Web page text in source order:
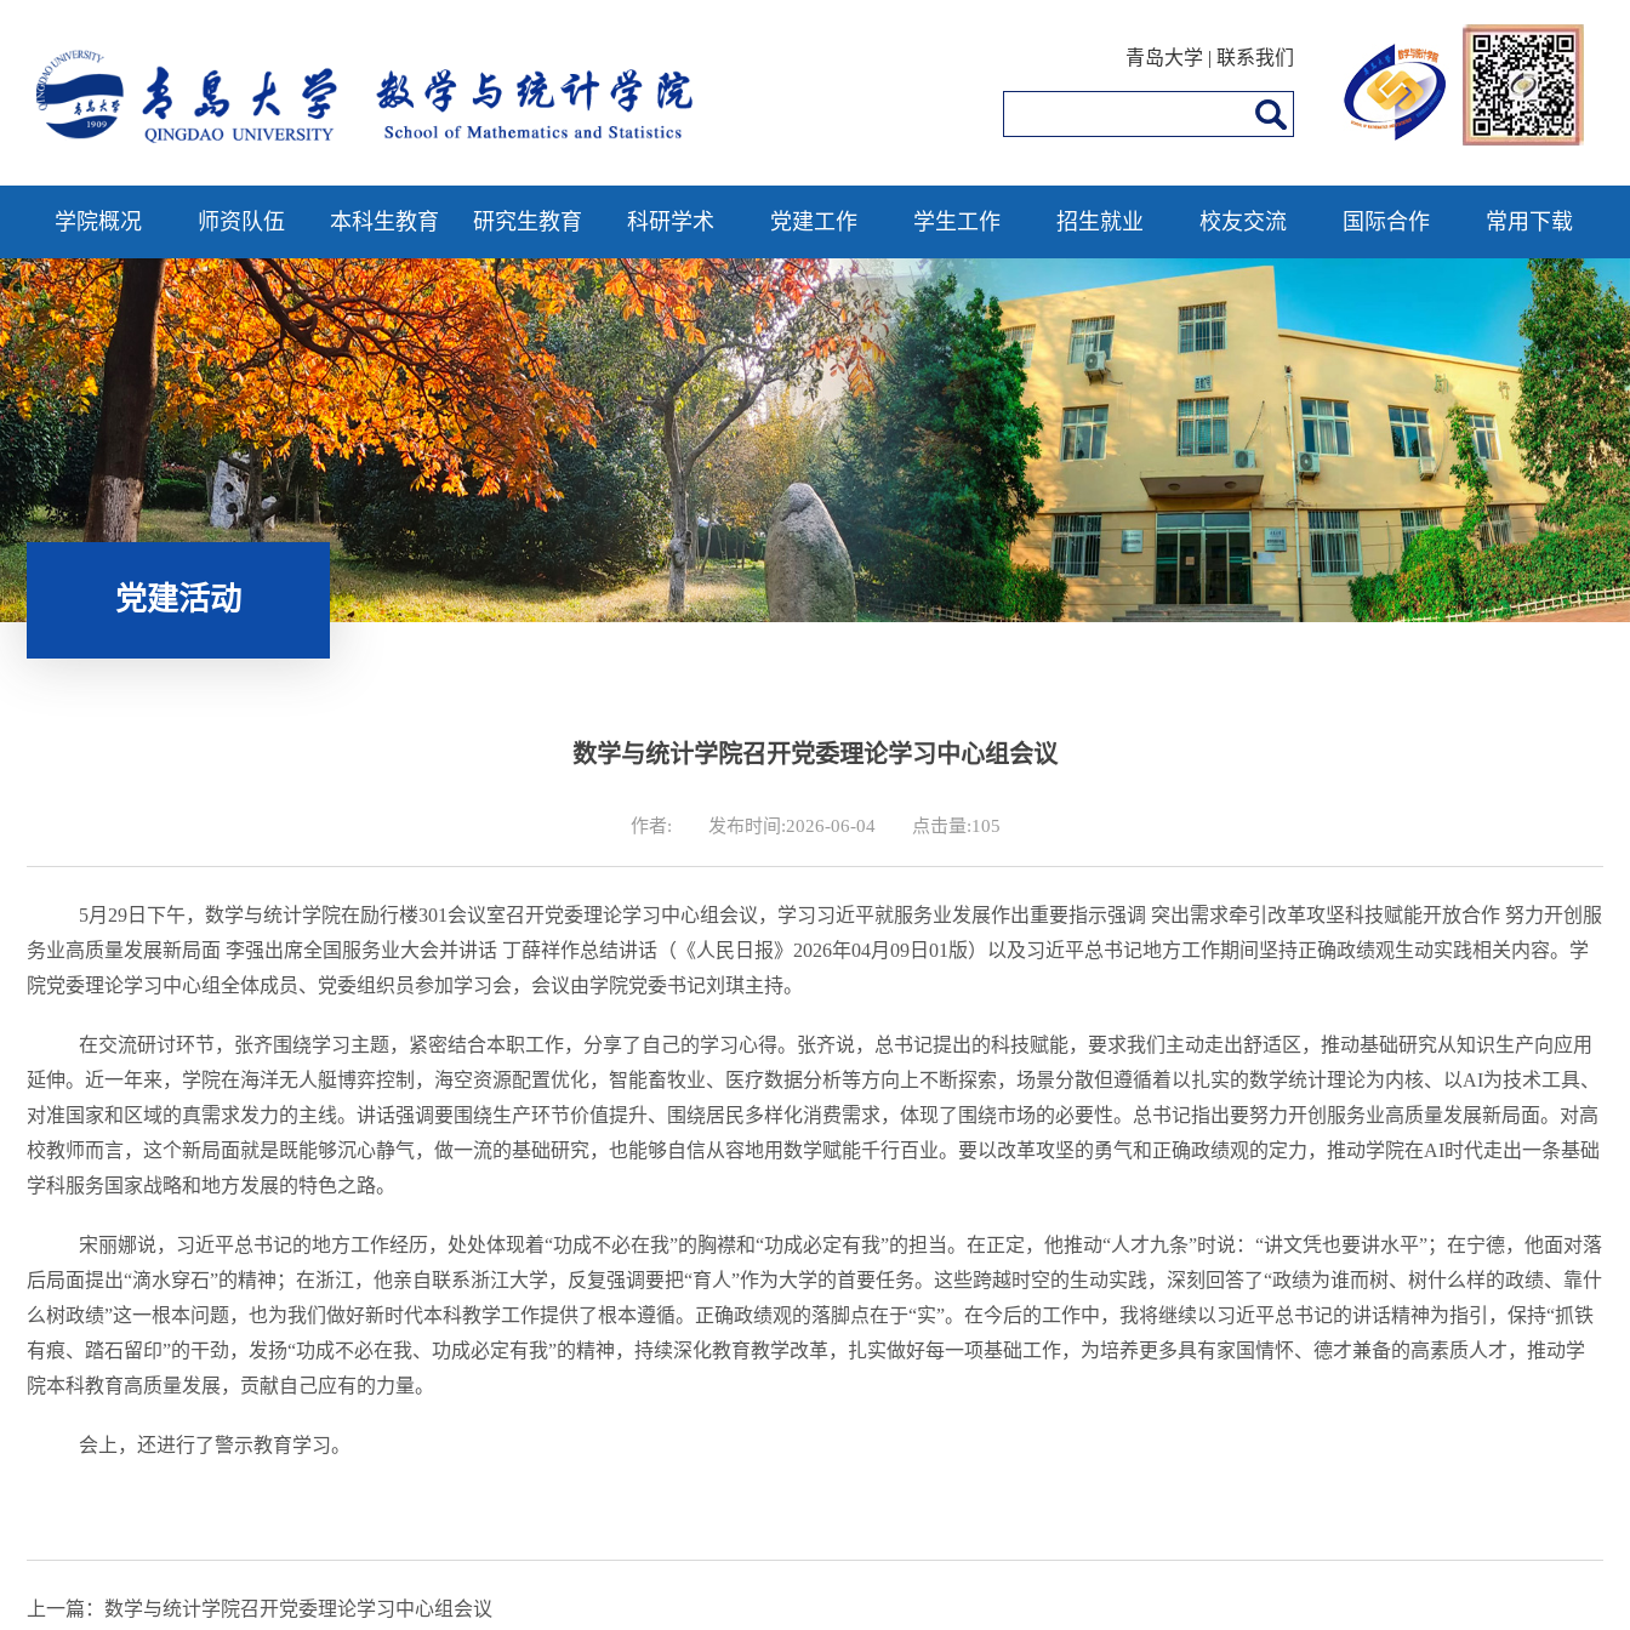
青岛大学 | 联系我们
学院概况 师资队伍 本科生教育 研究生教育 科研学术 党建工作 学生工作 招生就业 校友交流 国际合作 常用下载
党建活动
数学与统计学院召开党委理论学习中心组会议
作者: 发布时间:2026-06-04 点击量:105
5月29日下午，数学与统计学院在励行楼301会议室召开党委理论学习中心组会议，学习习近平就服务业发展作出重要指示强调 突出需求牵引改革攻坚科技赋能开放合作 努力开创服
务业高质量发展新局面 李强出席全国服务业大会并讲话 丁薛祥作总结讲话（《人民日报》2026年04月09日01版）以及习近平总书记地方工作期间坚持正确政绩观生动实践相关内容。学
院党委理论学习中心组全体成员、党委组织员参加学习会，会议由学院党委书记刘琪主持。
在交流研讨环节，张齐围绕学习主题，紧密结合本职工作，分享了自己的学习心得。张齐说，总书记提出的科技赋能，要求我们主动走出舒适区，推动基础研究从知识生产向应用
延伸。近一年来，学院在海洋无人艇博弈控制，海空资源配置优化，智能畜牧业、医疗数据分析等方向上不断探索，场景分散但遵循着以扎实的数学统计理论为内核、以AI为技术工具、
对准国家和区域的真需求发力的主线。讲话强调要围绕生产环节价值提升、围绕居民多样化消费需求，体现了围绕市场的必要性。总书记指出要努力开创服务业高质量发展新局面。对高
校教师而言，这个新局面就是既能够沉心静气，做一流的基础研究，也能够自信从容地用数学赋能千行百业。要以改革攻坚的勇气和正确政绩观的定力，推动学院在AI时代走出一条基础
学科服务国家战略和地方发展的特色之路。
宋丽娜说，习近平总书记的地方工作经历，处处体现着“功成不必在我”的胸襟和“功成必定有我”的担当。在正定，他推动“人才九条”时说：“讲文凭也要讲水平”；在宁德，他面对落
后局面提出“滴水穿石”的精神；在浙江，他亲自联系浙江大学，反复强调要把“育人”作为大学的首要任务。这些跨越时空的生动实践，深刻回答了“政绩为谁而树、树什么样的政绩、靠什
么树政绩”这一根本问题，也为我们做好新时代本科教学工作提供了根本遵循。正确政绩观的落脚点在于“实”。在今后的工作中，我将继续以习近平总书记的讲话精神为指引，保持“抓铁
有痕、踏石留印”的干劲，发扬“功成不必在我、功成必定有我”的精神，持续深化教育教学改革，扎实做好每一项基础工作，为培养更多具有家国情怀、德才兼备的高素质人才，推动学
院本科教育高质量发展，贡献自己应有的力量。
会上，还进行了警示教育学习。
上一篇：数学与统计学院召开党委理论学习中心组会议